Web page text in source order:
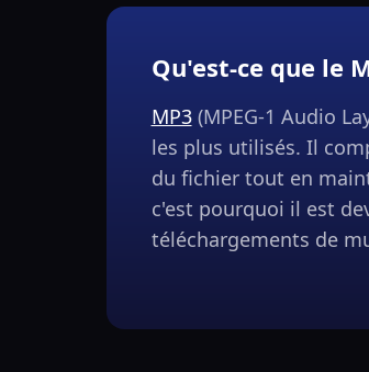
Qu'est-ce que le
MP3(MPEG-1 Audio
les plus utilisés. Il
du fichier tout en
c'est pourquoi il est
téléchargements de